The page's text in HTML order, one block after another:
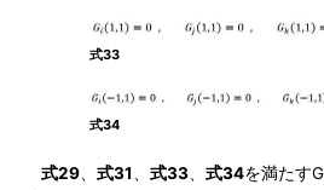
式33
式34
式29 式31 式33 式34を満たす